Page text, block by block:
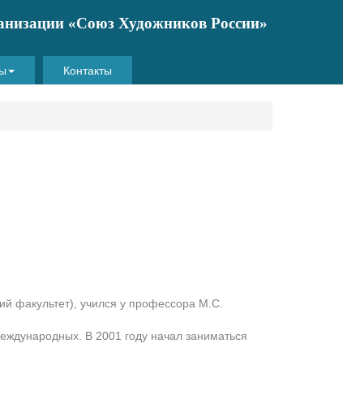
«Союз Художников России»
Контакты
факультет), учился у профессора М.С.
В 2001 году начал заниматься